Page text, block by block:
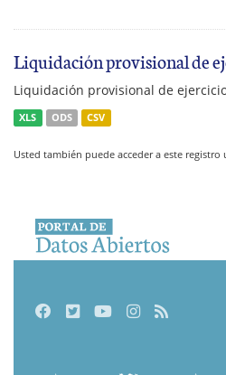
Liquidación provisional de
Liquidación provisional de
XLS ODS CSV
Usted también puede acceder a este
Facebook
TwitterYoutubeInstagram
RSS